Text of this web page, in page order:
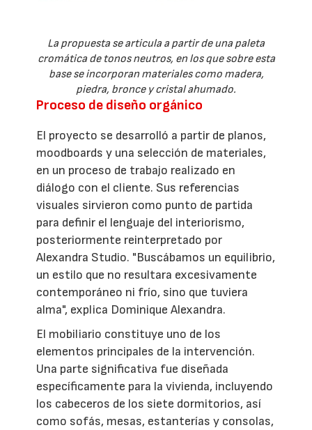
La propuesta se articula a partir de una paleta
cromática de tonos neutros, en los que sobre esta
base se incorporan materiales como madera,
piedra, bronce y cristal ahumado.
Proceso de diseño orgánico
El proyecto se desarrolló a partir de planos,
moodboards y una selección de materiales,
en un proceso de trabajo realizado en
diálogo con el cliente. Sus referencias
visuales sirvieron como punto de partida
para definir el lenguaje del interiorismo,
posteriormente reinterpretado por
Alexandra Studio. "Buscábamos un equilibrio,
un estilo que no resultara excesivamente
contemporáneo ni frío, sino que tuviera
alma", explica Dominique Alexandra.
El mobiliario constituye uno de los
elementos principales de la intervención.
Una parte significativa fue diseñada
específicamente para la vivienda, incluyendo
los cabeceros de los siete dormitorios, así
como sofás, mesas, estanterías y consolas,